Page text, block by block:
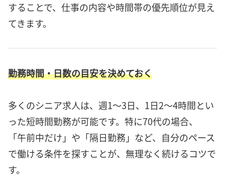
することで、仕事の内容や時間帯の優先順位が見え
てきます。
勤務時間・日数の目安を決めておく
多くのシニア求人は、週1〜3日、1日2〜4時間とい
った短時間勤務が可能です。特に70代の場合、
「午前中だけ」や「隔日勤務」など、自分のペース
で働ける条件を探すことが、無理なく続けるコツで
す。